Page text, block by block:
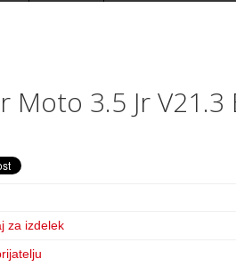
Moto 3.5 Jr
za izdelek